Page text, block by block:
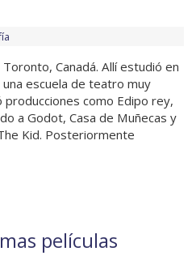
Canadá. Allí estudió en
escuela de teatro muy
como Edipo rey,
a Godot, Casa de Muñecas y
Kid. Posteriormente
películas